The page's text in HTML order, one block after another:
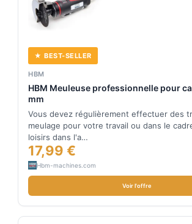
★ BEST-SELLER
HBM
HBM Meuleuse professionnelle pour
mm
Vous devez régulièrement effectuer des
meulage pour votre travail ou dans le
loisirs dans l'a…
17,99 €
Hbm-machines.com
Voir l'offre